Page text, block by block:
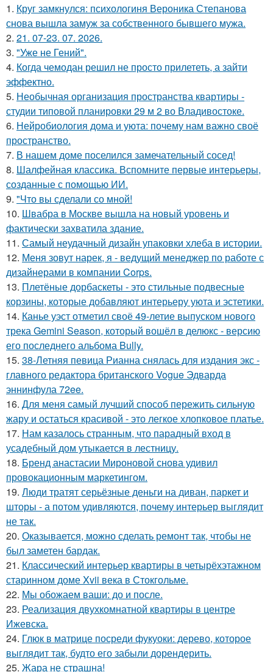
1. Круг замкнулся: психологиня Вероника Степанова
снова вышла замуж за собственного бывшего мужа.
2. 21. 07-23. 07. 2026.
3. "Уже не Гений".
4. Когда чемодан решил не просто прилететь, а зайти
эффектно.
5. Необычная организация пространства квартиры -
студии типовой планировки 29 м 2 во Владивостоке.
6. Нейробиология дома и уюта: почему нам важно своё
пространство.
7. В нашем доме поселился замечательный сосед!
8. Шалфейная классика. Вспомните первые интерьеры,
созданные с помощью ИИ.
9. "Что вы сделали со мной!
10. Швабра в Москве вышла на новый уровень и
фактически захватила здание.
11. Самый неудачный дизайн упаковки хлеба в истории.
12. Меня зовут нарек, я - ведущий менеджер по работе с
дизайнерами в компании Corps.
13. Плетёные дорбаскеты - это стильные подвесные
корзины, которые добавляют интерьеру уюта и эстетики.
14. Канье уэст отметил своё 49-летие выпуском нового
трека Gemini Season, который вошёл в делюкс - версию
его последнего альбома Bully.
15. 38-Летняя певица Рианна снялась для издания экс -
главного редактора британского Vogue Эдварда
эннинфула 72ee.
16. Для меня самый лучший способ пережить сильную
жару и остаться красивой - это легкое хлопковое платье.
17. Нам казалось странным, что парадный вход в
усадебный дом утыкается в лестницу.
18. Бренд анастасии Мироновой снова удивил
провокационным маркетингом.
19. Люди тратят серьёзные деньги на диван, паркет и
шторы - а потом удивляются, почему интерьер выглядит
не так.
20. Оказывается, можно сделать ремонт так, чтобы не
был заметен бардак.
21. Классический интерьер квартиры в четырёхэтажном
старинном доме Xvii века в Стокгольме.
22. Мы обожаем ваши: до и после.
23. Реализация двухкомнатной квартиры в центре
Ижевска.
24. Глюк в матрице посреди фукуоки: дерево, которое
выглядит так, будто его забыли дорендерить.
25. Жара не страшна!